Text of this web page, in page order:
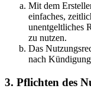
Mit dem
einfaches,
unentgeltliches
zu nutzen.
Das
nach
3. Pflichten des